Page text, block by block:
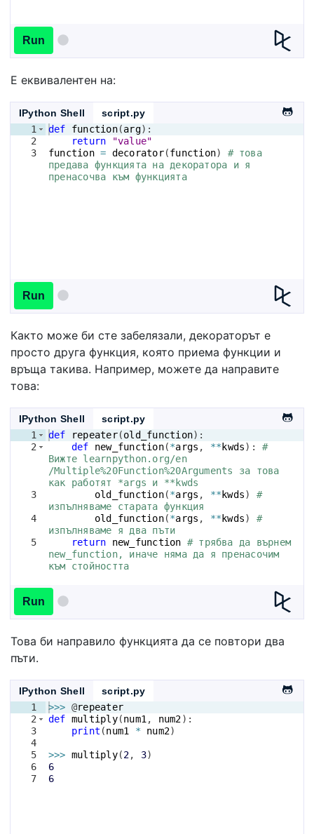
Run
Е еквивалентен на:
IPython Shell
script.py
1
2
3
def function(arg) :
return
"value"
function = decorator(function)
# това
предава функцията на декоратора и я
пренасочва към функцията
Run
Както може би сте забелязали, декораторът е
просто друга функция, която приема функции и
връща такива. Например, можете да направите
това:
IPython Shell
script.py
1
2
3
4
5
def repeater(old_function) :
def
new_function(*args , ** kwds) : #
Вижте learnpython.org/en
/Multiple%20Function%20Arguments за това
как работят *args и **kwds
old_function(*args , ** kwds)
#
изпълняваме старата функция
old_function(*args , ** kwds)
#
изпълняваме я два пъти
return
new_function # трябва да върнем
new_function, иначе няма да я пренасочим
към стойността
Run
Това би направило функцията да се повтори два
пъти.
IPython Shell
script.py
1
2
3
4
5
6
7
>>> @repeater
def multiply(num1 , num2) :
print (num1 * num2)
>>> multiply(2, 3)
6
6